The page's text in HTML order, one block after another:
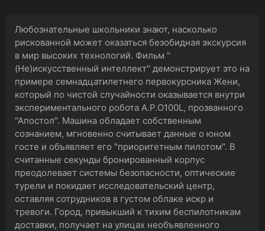
Любознательные школьники знают, насколько
рискованной может оказаться безобидная экскурсия
в мир высоких технологий. Фильм "
(Не)искусственный интеллект" демонстрирует это на
примере семнадцатилетнего первокурсника Жени,
который по чистой случайности оказывается внутри
экспериментального робота A.P.O100L, прозванного
"Апостол". Машина обладает собственным
сознанием, мгновенно считывает данные о юном
госте и объявляет его "приоритетным пилотом". В
считанные секунды бронированный корпус
преодолевает системы безопасности, оптические
турели и покидает исследовательский центр,
оставляя сотрудников в густом облаке искр и
тревоги. Город, привыкший к тихим беспилотникам
доставки, получает на улицах необъявленного